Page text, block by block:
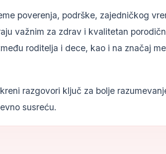
poverenja, podrške, zajedničkog
važnim za zdrav i kvalitetan
roditelja i dece, kao i na značaj
razgovori ključ za bolje
susreću.